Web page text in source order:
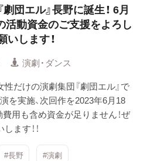
団エル』長野に誕生！ 6月
活動資金のご支援をよろし
いします！
演劇・ダンス
だけの演劇集団『劇団エル』で
を実施、次回作を2023年6月18
用も含め資金が足りません！ぜ
ます！！
#長野 #演劇